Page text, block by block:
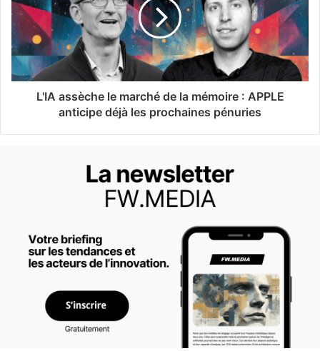
L'IA assèche le marché de la mémoire : APPLE
anticipe déjà les prochaines pénuries